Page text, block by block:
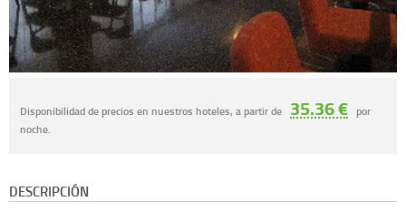
Disponibilidad de precios en nuestros hoteles, a partir de 35.36 € por
noche.
DESCRIPCIÓN